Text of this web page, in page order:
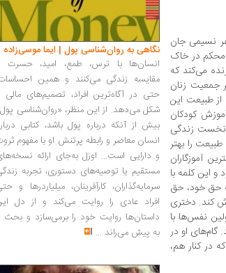
هر نسیمی جان
محکم در خاک
می‌کند که
جمعیت زنان
از طبیعت این
کودکان
نخست زندگی
را بهتر
آموزگاران
و این کلمه با
حق خود، حق
کند. دختری
نفس‌ها با
گام‌های او در
در کنار هم،
نگاهی به روان‌شناسی پول | ایما موسی‌زاده
انسان‌ها با ترس، طمع، امید، حسرت
مقایسه زندگی می‌کنند و همین
حتی در آگاه‌ترین افراد، تصمیم‌های مالی
شکل می‌دهد. از این منظر، «روان‌شناسی
بیش از آنکه درباره پول باشد، کتابی
انسان معاصر و رابطه پرتنش او با مفهوم
و دارایی است... اوزل به‌جای ارائه
مستقیم یا توصیه‌های دستوری، تجربه
سرمایه‌گذاران، کارآفرینان، میلیاردرها و
افراد عادی را روایت می‌کند و از دل
داستان‌ها روایت خود را برمی‌سازد و بحث
به پیش می‌راند ...